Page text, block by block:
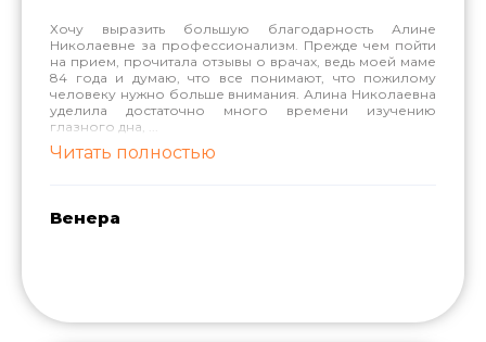
Хочу выразить большую благодарность Алине
Николаевне за профессионализм. Прежде чем пойти
на прием, прочитала отзывы о врачах, ведь моей маме
84 года и думаю, что все понимают, что пожилому
человеку нужно больше внимания. Алина Николаевна
уделила достаточно много времени изучению
глазного дна,
Читать полностью
Венера